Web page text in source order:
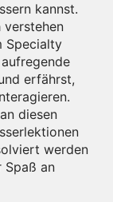
kannst.
Specialty
erfährst,
diesen
werden
Spaß an